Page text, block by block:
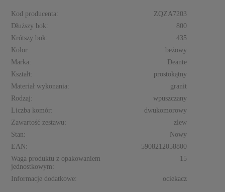
Kod producenta:
ZQZA7203
Dłuższy bok:
800
Krótszy bok:
435
Kolor:
beżowy
Marka:
Deante
Kształt:
prostokątny
Materiał wykonania:
granit
Rodzaj:
wpuszczany
Liczba komór:
dwukomorowy
Zawartość zestawu:
zlew
Stan:
Nowy
EAN:
5908212058800
Waga produktu z opakowaniem
jednostkowym:
15
Informacje dodatkowe: ociekacz